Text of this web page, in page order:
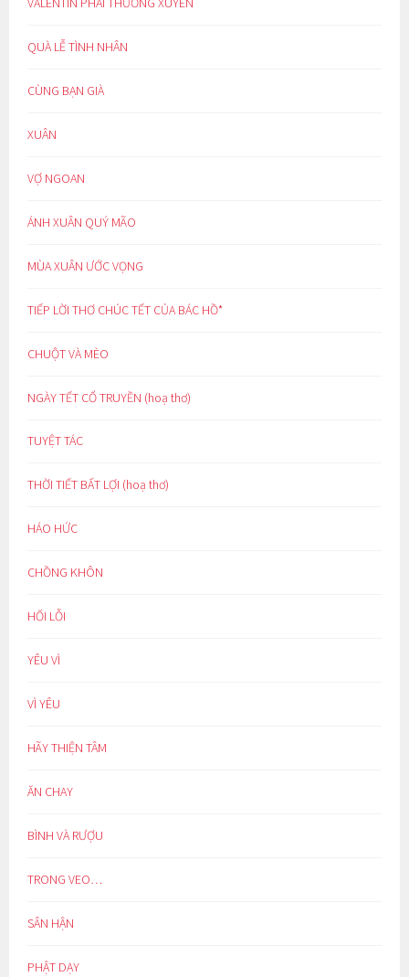
QUÀ LỄ TÌNH NHÂN
CÙNG BẠN GIÀ
XUÂN
VỢ NGOAN
ÁNH XUÂN QUÝ MÃO
MÙA XUÂN ƯỚC VỌNG
TIẾP LỜI THƠ CHÚC TẾT CỦA BÁC HỒ*
CHUỘT VÀ MÈO
NGÀY TẾT CỔ TRUYỀN (hoạ thơ)
TUYỆT TÁC
THỜI TIẾT BẤT LỢI (hoạ thơ)
HÁO HỨC
CHỒNG KHÔN
HỐI LỖI
YÊU VÌ
VÌ YÊU
HÃY THIỆN TÂM
ĂN CHAY
BÌNH VÀ RƯỢU
TRONG VEO…
SÂN HẬN
PHẬT DẠY